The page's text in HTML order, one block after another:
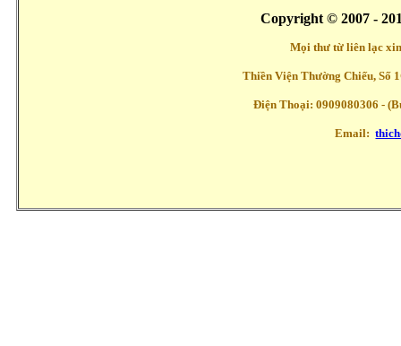
Copyright © 2007 -
Mọi thư từ liên lạc
Thiền Viện Thường Chiếu, Số
Điện Thoại: 0909080306 -
Email: